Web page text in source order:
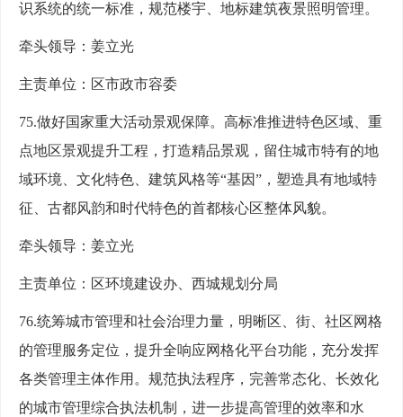
识系统的统一标准，规范楼宇、地标建筑夜景照明管理。
牵头领导：姜立光
主责单位：区市政市容委
75.做好国家重大活动景观保障。高标准推进特色区域、重
点地区景观提升工程，打造精品景观，留住城市特有的地
域环境、文化特色、建筑风格等“基因”，塑造具有地域特
征、古都风韵和时代特色的首都核心区整体风貌。
牵头领导：姜立光
主责单位：区环境建设办、西城规划分局
76.统筹城市管理和社会治理力量，明晰区、街、社区网格
的管理服务定位，提升全响应网格化平台功能，充分发挥
各类管理主体作用。规范执法程序，完善常态化、长效化
的城市管理综合执法机制，进一步提高管理的效率和水